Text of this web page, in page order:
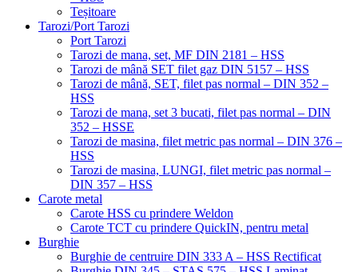
Teșitoare
Tarozi/Port Tarozi
Port Tarozi
Tarozi de mana, set, MF DIN 2181 – HSS
Tarozi de mână SET filet gaz DIN 5157 – HSS
Tarozi de mână, SET, filet pas normal – DIN 352 –
HSS
Tarozi de mana, set 3 bucati, filet pas normal – DIN
352 – HSSE
Tarozi de masina, filet metric pas normal – DIN 376 –
HSS
Tarozi de masina, LUNGI, filet metric pas normal –
DIN 357 – HSS
Carote metal
Carote HSS cu prindere Weldon
Carote TCT cu prindere QuickIN, pentru metal
Burghie
Burghie de centruire DIN 333 A – HSS Rectificat